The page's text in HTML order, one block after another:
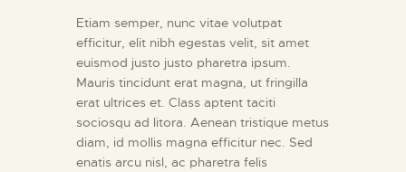
Etiam semper, nunc vitae volutpat
efficitur, elit nibh egestas velit, sit amet
euismod justo justo pharetra ipsum.
Mauris tincidunt erat magna, ut fringilla
erat ultrices et. Class aptent taciti
sociosqu ad litora. Aenean tristique metus
diam, id mollis magna efficitur nec. Sed
enatis arcu nisl, ac pharetra felis